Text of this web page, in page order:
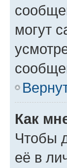
могут
Как
Чтобы
её в